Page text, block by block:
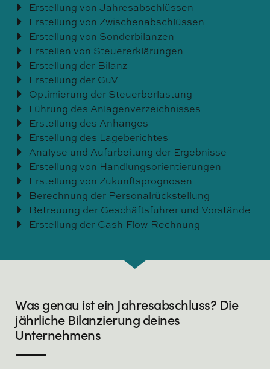
Erstellung von Jahresabschlüssen
Erstellung von Zwischenabschlüssen
Erstellung von Sonderbilanzen
Erstellen von Steuererklärungen
Erstellung der Bilanz
Erstellung der GuV
Optimierung der Steuerberlastung
Führung des Anlagenverzeichnisses
Erstellung des Anhanges
Erstellung des Lageberichtes
Analyse und Aufarbeitung der Ergebnisse
Erstellung von Handlungsorientierungen
Erstellung von Zukunftsprognosen
Berechnung der Personalrückstellung
Betreuung der Geschäftsführer und Vorstände
Erstellung der Cash-Flow-Rechnung
Was genau ist ein Jahresabschluss? Die
jährliche Bilanzierung deines
Unternehmens